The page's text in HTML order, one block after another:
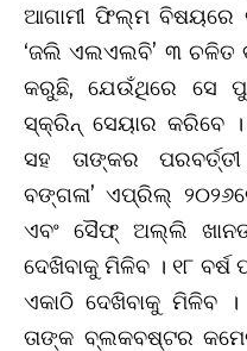
ଆଗାମୀ ଫିଲ୍ମ ବିଷୟରେ
‘ଜଲି ଏଲଏଲବି’ ୩ ଚଳିତ
କରୁଛି, ଯେଉଁଥିରେ ସେ
ସ୍କ୍ରିନ୍ ସେୟାର କରିବେ
ସହ ତାଙ୍କର
ବଙ୍ଗଳା’ ଏପ୍ରିଲ୍
ଏବଂ ସୈଫ୍ ଅଲ୍ଲି
ଦେଖିବାକୁ ମିଳିବ । ୧୮
ଏକାଠି ଦେଖିବାକୁ ମିଳିବ ।
ତାଙ୍କ ବ୍ଲକବଷ୍ଟର